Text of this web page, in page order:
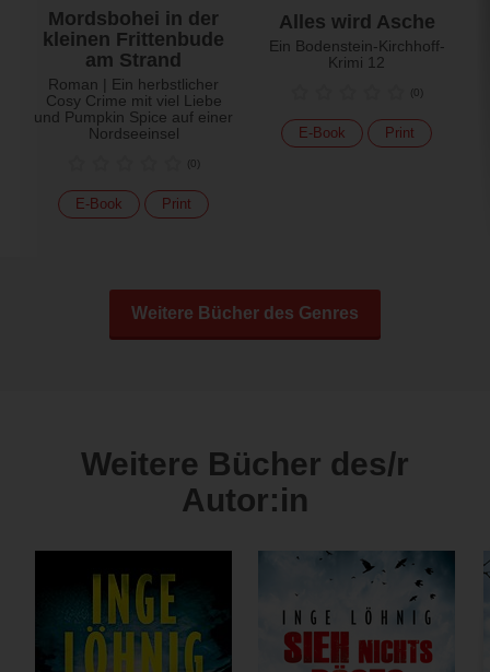
Mordsbohei in der
kleinen Frittenbude
am Strand
Roman | Ein herbstlicher
Cosy Crime mit viel Liebe
und Pumpkin Spice auf einer
Nordseeinsel
(0)
E-Book Print
Alles wird Asche
Ein Bodenstein-Kirchhoff-
Krimi 12
(0)
E-Book Print
Weitere Bücher des Genres
Weitere Bücher des/r
Autor:in